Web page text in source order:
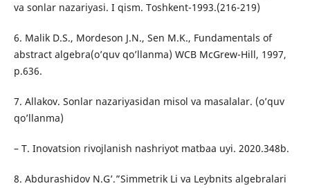
va sonlar nazariyasi. I qism. Toshkent-1993.(216-219)
6. Malik D.S., Mordeson J.N., Sen M.K., Fundamentals of
abstract algebra(o’quv qo’llanma) WCB McGrew-Hill, 1997,
p.636.
7. Allakov. Sonlar nazariyasidan misol va masalalar. (o’quv
qo’llanma)
– T. Inovatsion rivojlanish nashriyot matbaa uyi. 2020.348b.
8. Abdurashidov N.G’.”Simmetrik Li va Leybnits algebralari